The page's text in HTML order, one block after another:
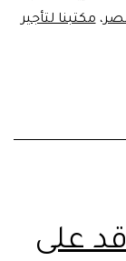
،مكتبنا لتأجير
تعاقد على